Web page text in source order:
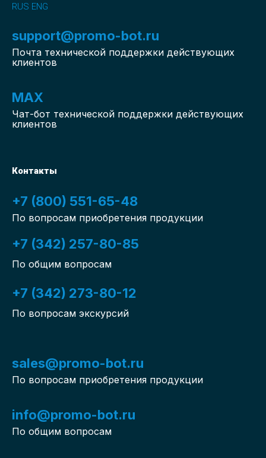
RUS ENG
support@promo-bot.ru
Почта технической поддержки действующих
клиентов
MAX
Чат-бот технической поддержки действующих
клиентов
Контакты
+7 (800) 551-65-48
По вопросам приобретения продукции
+7 (342) 257-80-85
По общим вопросам
+7 (342) 273-80-12
По вопросам экскурсий
sales@promo-bot.ru
По вопросам приобретения продукции
info@promo-bot.ru
По общим вопросам